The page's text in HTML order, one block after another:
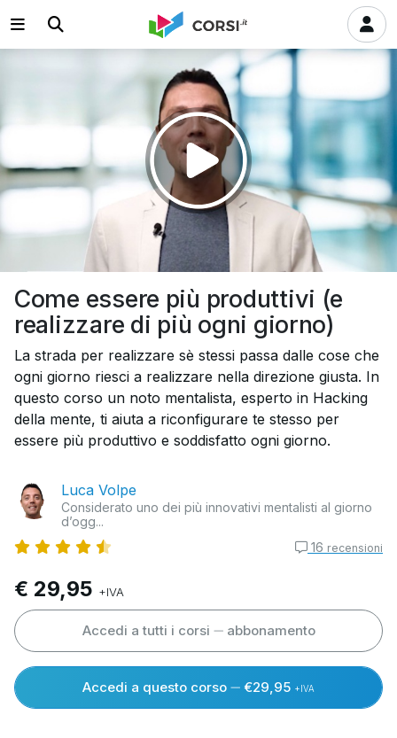
Come essere più produttivi (e
realizzare di più ogni giorno)
La strada per realizzare sè stessi passa dalle cose che
ogni giorno riesci a realizzare nella direzione giusta. In
questo corso un noto mentalista, esperto in Hacking
della mente, ti aiuta a riconfigurare te stesso per
essere più produttivo e soddisfatto ogni giorno.
Luca Volpe
Considerato uno dei più innovativi mentalisti al giorno
d’ogg...
16 recensioni
€ 29,95 +IVA
Accedi a tutti i corsi abbonamento
Accedi a questo corso €29,95 +IVA
Riprodurre
il
video